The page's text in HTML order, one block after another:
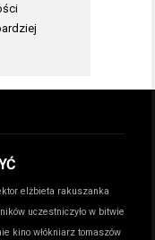
elżbieta rakuszanka
uczestniczyło w bitwie
kino włókniarz tomaszów